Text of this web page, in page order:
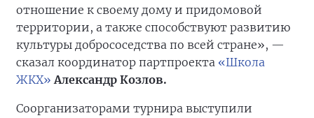
отношение к своему дому и придомовой
территории, а также способствуют развитию
культуры добрососедства по всей стране», —
сказал координатор партпроекта «Школа
ЖКХ» Александр Козлов.
Соорганизаторами турнира выступили